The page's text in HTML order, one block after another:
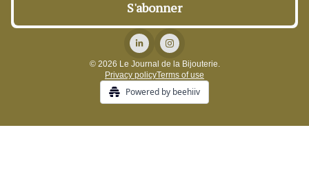
© 2026 Le Journal de la Bijouterie.
Privacy policyTerms of use
Powered by beehiiv